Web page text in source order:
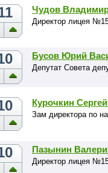
Чудов
Директор лицея
Бусов Юрий
Депутат Совета
Курочкин
Зам директора по
Пазынин
Директор лицея